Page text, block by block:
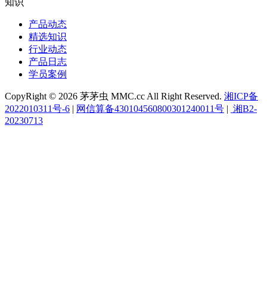
产品动态
精选知识
行业动态
产品日志
学员案例
CopyRight © 2026 茅茅虫 MMC.cc All Right Reserved. 湘ICP备
2022010311号-6 | 网信算备430104560800301240011号 | 湘B2-
20230713